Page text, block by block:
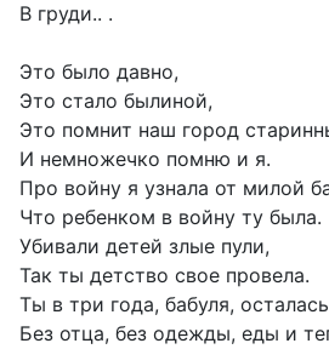
В груди.. .
Это было давно,
Это стало былиной,
Это помнит наш город
И немножечко помню и я.
Про войну я узнала от милой
Что ребенком в войну ту была.
Убивали детей злые пули,
Так ты детство свое провела.
Ты в три года, бабуля,
Без отца, без одежды, еды и